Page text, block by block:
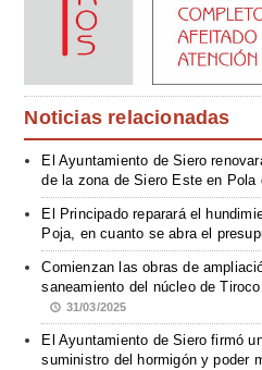
Noticias relacionadas
El Ayuntamiento de Siero
de la zona de Siero Este en Pola
El Principado reparará el
Poja, en cuanto se abra el
Comienzan las obras de
saneamiento del núcleo de
31/03/2025
El Ayuntamiento de Siero firmó
suministro del hormigón y poder